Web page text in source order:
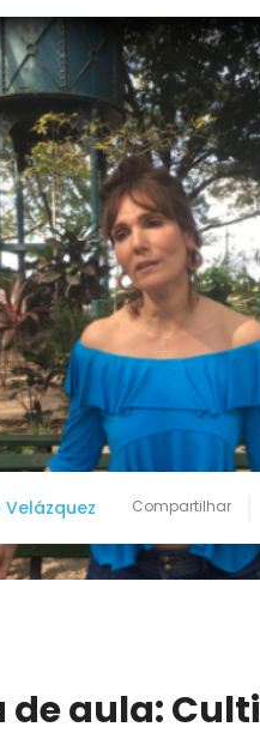
Velázquez Compartilhar
de aula: